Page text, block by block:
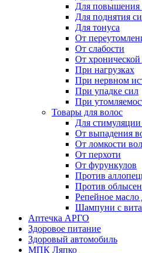
Для повышения
Для поднятия
Для тонуса
От
От слабости
От хронической
При нагрузках
При нервном
При упадке сил
При
Товары для волос
Для стимуляции
От выпадения
От ломкости
От перхоти
От фурункулов
Против
Против
Репейное масло
Шампуни с
Аптечка АРГО
Здоровое питание
Здоровый автомобиль
МПК Ляпко